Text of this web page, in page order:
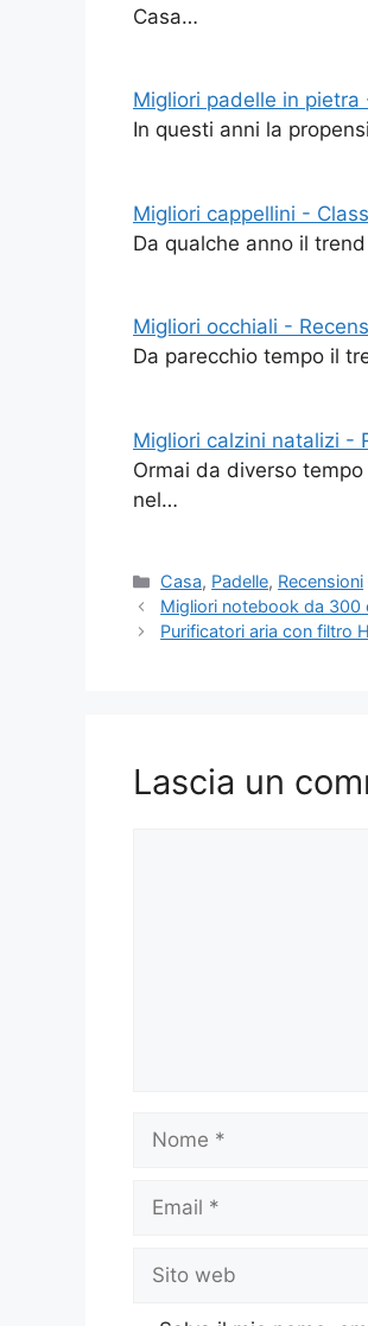
Casa…
Migliori padelle in pietra
In questi anni la
Migliori cappellini -
Da qualche anno il
Migliori occhiali -
Da parecchio tempo il
Migliori calzini natalizi -
Ormai da diverso
nel…
Categorie
Casa, Padelle, Recensioni
Migliori notebook da 300
Purificatori aria con filtro
Lascia un
Nome
Email
Sito
web